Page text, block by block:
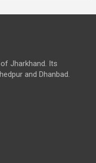
Jharkhand. Its
and Dhanbad.